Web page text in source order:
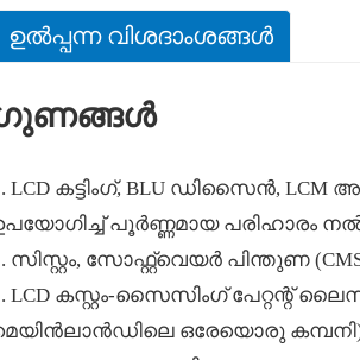
ഉൽപ്പന്ന വിശദാംശങ്ങൾ
LCD കട്ടിംഗ്, BLU ഡിസൈൻ,
പൂർണ്ണമായ
സിസ്റ്റം, സോഫ്റ്റ്‌വെയർ പിന്തുണ
LCD കസ്റ്റം-സൈസിംഗ് പേറ്റന്റ്
ഒരേയൊരു